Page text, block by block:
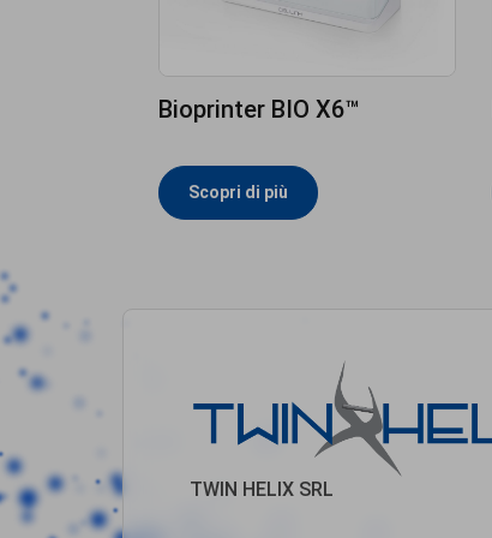
Bioprinter BIO X6™
Scopri di più
TWIN HELIX SRL